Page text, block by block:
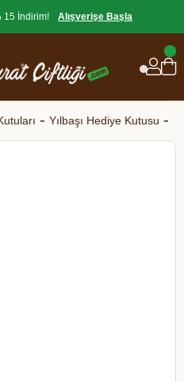
15 İndirim! Alışverişe Başla
Yılbaşı Hediye Kutusu